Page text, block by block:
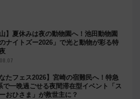
山】夏休みは夜の動物園へ！池田動物園
のナイトズー2026」で光と動物が彩る特
なたフェス2026】宮崎の宿難民へ！特急
で一晩過ごせる夜間滞在型イベント「ス
おひさま」が救世主に？